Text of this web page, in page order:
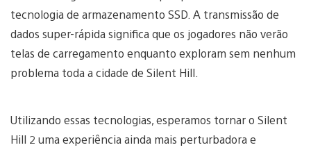
tecnologia de armazenamento SSD. A transmissão de
dados super-rápida significa que os jogadores não verão
telas de carregamento enquanto exploram sem nenhum
problema toda a cidade de Silent Hill.
Utilizando essas tecnologias, esperamos tornar o Silent
Hill 2 uma experiência ainda mais perturbadora e